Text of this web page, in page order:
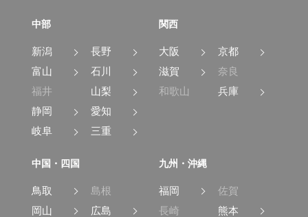
中部
新潟
長野
富山
石川
福井
山梨
静岡
愛知
岐阜
三重
関西
大阪
京都
滋賀
奈良
和歌山
兵庫
中国・四国
鳥取
島根
岡山
広島
九州・沖縄
福岡
佐賀
長崎
熊本